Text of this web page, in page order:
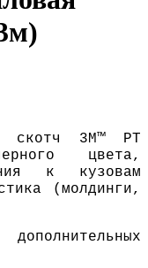
скотч 3M™ PT
цвета,
к кузовам
(молдинги,